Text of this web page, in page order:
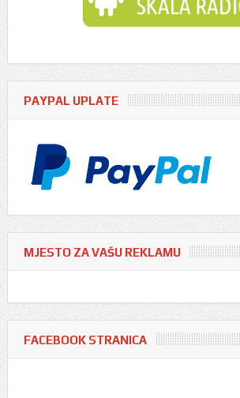
PAYPAL UPLATE
MJESTO ZA VAŠU REKLAMU
FACEBOOK STRANICA